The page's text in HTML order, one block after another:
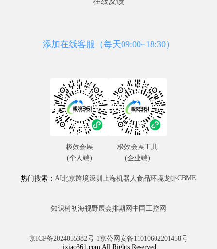
添加在线客服（每天09:00~18:30）
热门搜索： AI北京跨境深圳 上海机器人食品环境龙虾CBME
知识树初海视野展会排期网 中国工控网
京ICP备2024055382号-1京公网安备11010602201458号
jixiao361.com All Rights Reserved
极效会展
(个人端)
极效会展工具
(企业端)